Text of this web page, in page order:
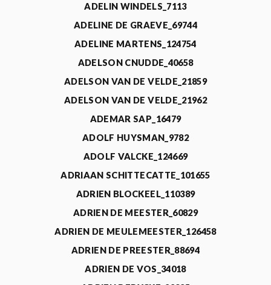
ADELIN WINDELS_7113
ADELINE DE GRAEVE_69744
ADELINE MARTENS_124754
ADELSON CNUDDE_40658
ADELSON VAN DE VELDE_21859
ADELSON VAN DE VELDE_21962
ADEMAR SAP_16479
ADOLF HUYSMAN_9782
ADOLF VALCKE_124669
ADRIAAN SCHITTECATTE_101655
ADRIEN BLOCKEEL_110389
ADRIEN DE MEESTER_60829
ADRIEN DE MEULEMEESTER_126458
ADRIEN DE PREESTER_88694
ADRIEN DE VOS_34018